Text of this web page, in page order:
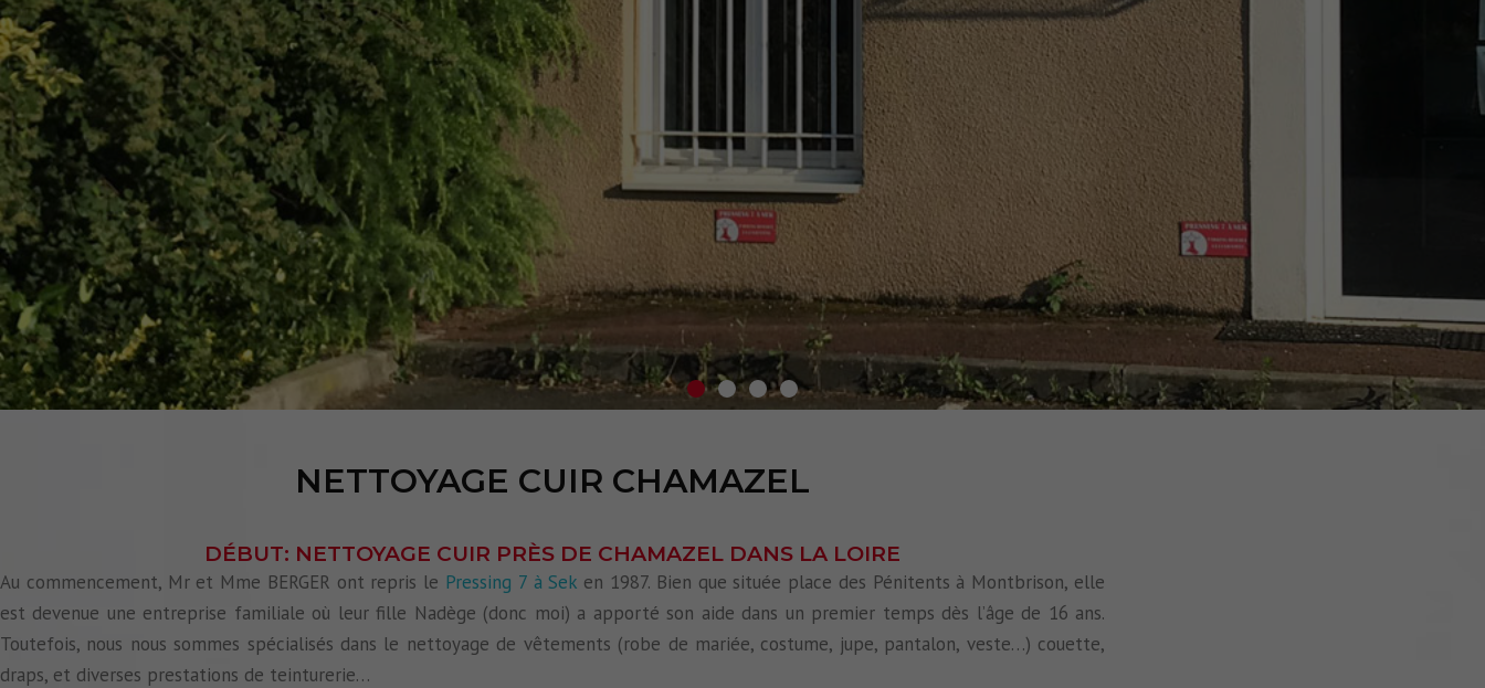
NETTOYAGE CUIR CHAMAZEL
DÉBUT: NETTOYAGE CUIR PRÈS DE CHAMAZEL DANS LA LOIRE
Au commencement, Mr et Mme BERGER ont repris le Pressing 7 à Sek en 1987. Bien que située place des Pénitents à Montbrison, elle
est devenue une entreprise familiale où leur fille Nadège (donc moi) a apporté son aide dans un premier temps dès l’âge de 16 ans.
Toutefois, nous nous sommes spécialisés dans le nettoyage de vêtements (robe de mariée, costume, jupe, pantalon, veste…) couette,
draps, et diverses prestations de teinturerie…